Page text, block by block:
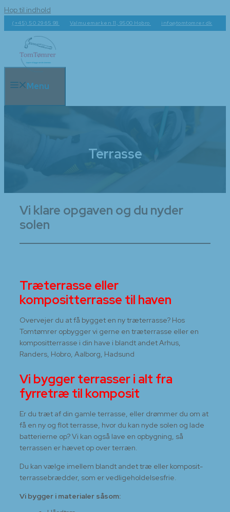
Hop til indhold
(+45) 50 29 65 98 Valmuemarken 11, 9500 Hobro info@tomtomrer.dk
Menu
Terrasse
Vi klare opgaven og du nyder
solen
Træterrasse eller
kompositterrasse til haven
Overvejer du at få bygget en ny træterrasse? Hos
Tomtømrer opbygger vi gerne en træterrasse eller en
kompositterrasse i din have i blandt andet Arhus,
Randers, Hobro, Aalborg, Hadsund
Vi bygger terrasser i alt fra
fyrretræ til komposit
Er du træt af din gamle terrasse, eller drømmer du om at
få en ny og flot terrasse, hvor du kan nyde solen og lade
batterierne op? Vi kan også lave en opbygning, så
terrassen er hævet op over terræn.
​Du kan vælge imellem blandt andet træ eller komposit-
terrassebrædder, som er vedligeholdelsesfrie.
Vi bygger i materialer såsom: